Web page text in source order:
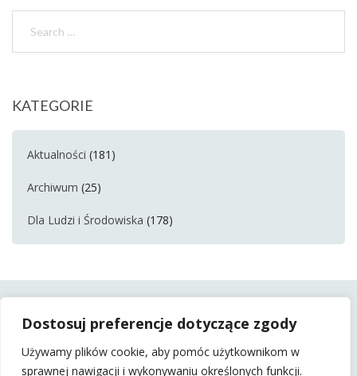
Dostosuj preferencje dotyczące zgody
Używamy plików cookie, aby pomóc użytkownikom w
sprawnej nawigacji i wykonywaniu określonych funkcji.
KATEGORIE
Aktualności (181)
Archiwum (25)
Dla Ludzi i Środowiska (178)